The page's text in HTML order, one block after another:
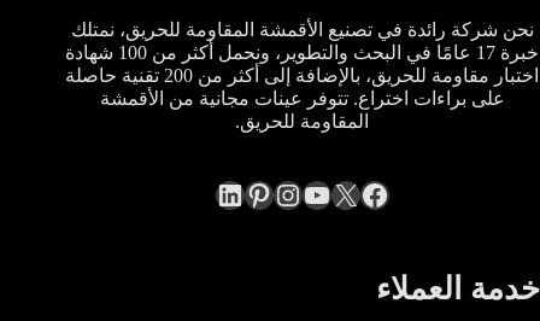
نحن شركة رائدة في تصنيع الأقمشة المقاومة للحريق، نمتلك
خبرة 17 عامًا في البحث والتطوير، ونحمل أكثر من 100 شهادة
اختبار مقاومة للحريق، بالإضافة إلى أكثر من 200 تقنية حاصلة
على براءات اختراع. تتوفر عينات مجانية من الأقمشة
المقاومة للحريق.
Facebook
X
YouTube
Instagram
Pinterest
LinkedIn
خدمة العملاء